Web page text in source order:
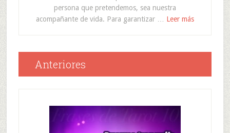
persona que pretendemos, sea nuestra
acompañante de vida. Para garantizar … Leer más
Anteriores